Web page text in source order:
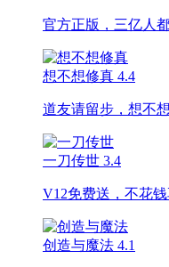
官方正版，三亿人
想不想修真 4.4
道友请留步，想不
一刀传世 3.4
V12免费送，不花
创造与魔法 4.1